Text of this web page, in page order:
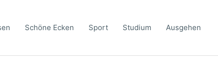
Schöne Ecken Sport Studium Ausgehen